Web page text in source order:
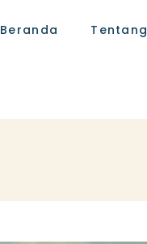
Beranda Tentang